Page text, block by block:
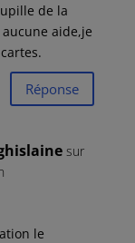
de la
aucune aide,je
Réponse
sur
le